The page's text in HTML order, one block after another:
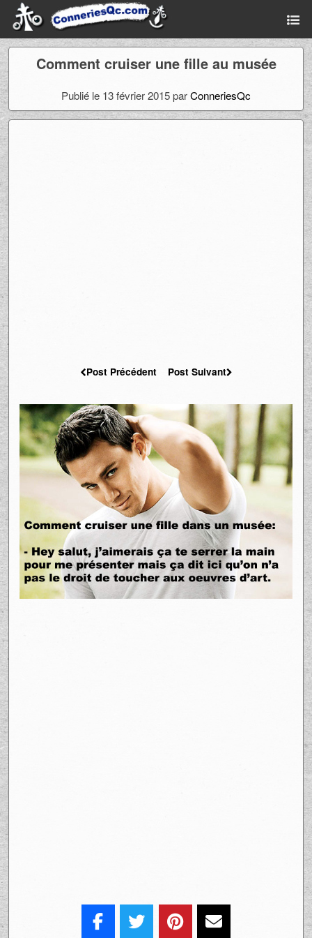
Comment cruiser une fille au musée
Publié le 13 février 2015 parConneriesQc
Post Précédent Post Suivant